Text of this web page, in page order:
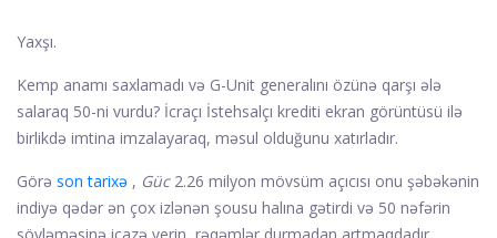
Yaxşı.
Kemp anamı saxlamadı və G-Unit generalını özünə qarşı ələ
salaraq 50-ni vurdu? İcraçı İstehsalçı krediti ekran görüntüsü ilə
birlikdə imtina imzalayaraq, məsul olduğunu xatırladır.
Görə son tarixə , Güc2.26 milyon mövsüm açıcısı onu şəbəkənin
indiyə qədər ən çox izlənən şousu halına gətirdi və 50 nəfərin